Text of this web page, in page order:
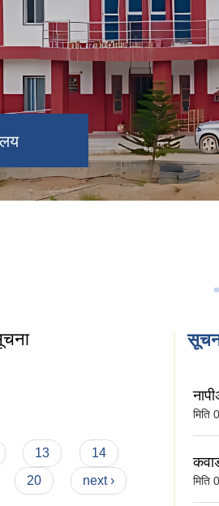
13
14
20
next ›
मिति
मिति